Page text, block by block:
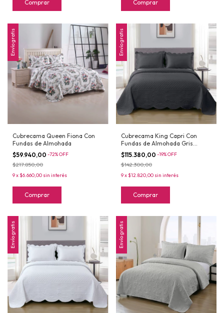
Comprar Comprar
Envío gratis
Cubrecama Queen Fiona Con
Fundas de Almohada
$59.940,00 -72%OFF
$217.850,00
9x$6.660,00 sin interés
Comprar
Envío gratis
Cubrecama King Capri Con
Fundas de Almohada Gris
Oscuro
$115.380,00 -19%OFF
$142.300,00
9x$12.820,00 sin interés
Comprar
Envío gratis Envío gratis